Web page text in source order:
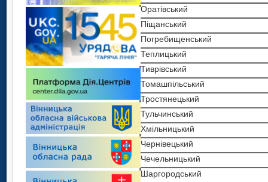
Оратівський
Піщанський
Погребищенський
Теплицький
Тиврівський
Томашпільський
Тростянецький
Тульчинський
Хмільницький
Чернівецький
Чечельницький
Шаргородський